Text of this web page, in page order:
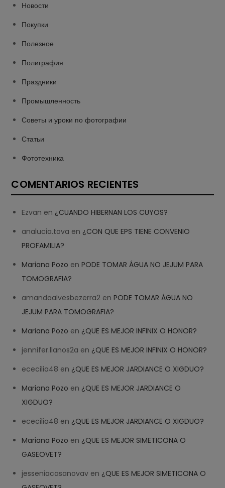
Новости
Покупки
Полезное
Полиграфия
Праздники
Промышленность
Советы и уроки по фотографии
Статьи
Фототехника
COMENTARIOS RECIENTES
Ezvan en ¿CUANDO HIBERNAN LOS CUYOS?
analucia.tova en ¿CON QUE EPS TIENE CONVENIO
PROFAMILIA?
Mariana Pozo enPODE TOMAR ÁGUA NO JEJUM PARA
TOMOGRAFIA?
amandaalvesbezerra2 enPODE TOMAR ÁGUA NO
JEJUM PARA TOMOGRAFIA?
Mariana Pozo en ¿QUE ES MEJOR INFINIX O HONOR?
jennifer.llanos2a en ¿QUE ES MEJOR INFINIX O HONOR?
ececilia48 en ¿QUE ES MEJOR JARDIANCE O XIGDUO?
Mariana Pozo en ¿QUE ES MEJOR JARDIANCE O
XIGDUO?
ececilia48 en ¿QUE ES MEJOR JARDIANCE O XIGDUO?
Mariana Pozo en ¿QUE ES MEJOR SIMETICONA O
GASEOVET?
jesseniacasanovav en ¿QUE ES MEJOR SIMETICONA O